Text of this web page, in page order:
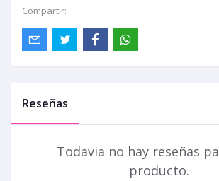
Compartir:
Reseñas
Todavia no hay reseñas
producto.